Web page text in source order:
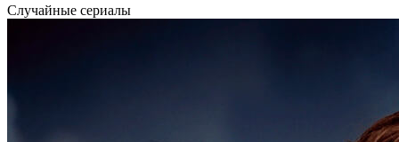
Случайные сериалы